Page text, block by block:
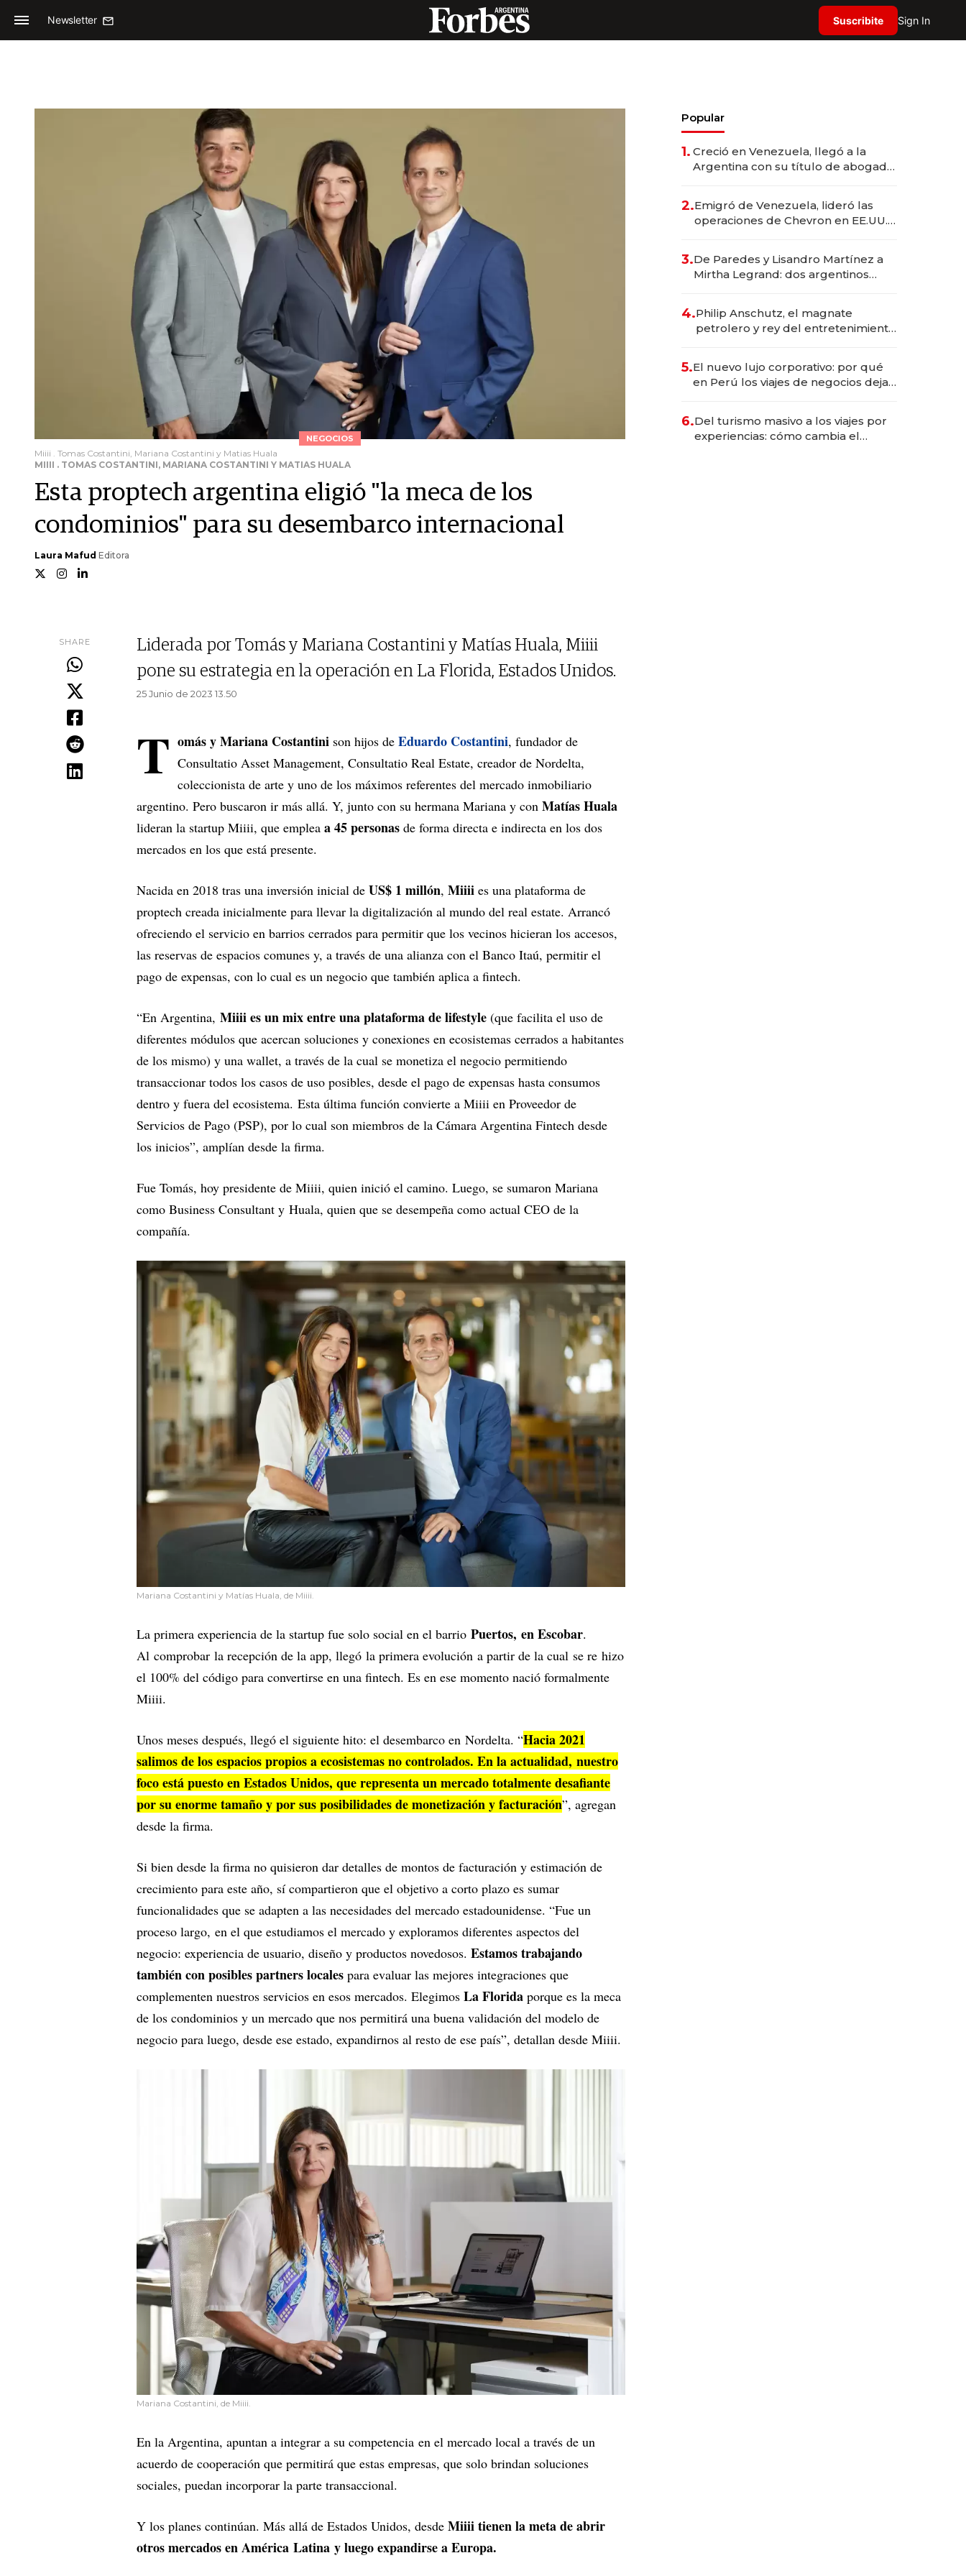
Newsletter Suscribite Sign In
NEGOCIOS
Miiii . Tomas Costantini, Mariana Costantini y Matias Huala
MIIII . TOMAS COSTANTINI, MARIANA COSTANTINI Y MATIAS HUALA
Esta proptech argentina eligió "la meca de los
condominios" para su desembarco internacional
Laura Mafud Editora
SHARE
Liderada por Tomás y Mariana Costantini y Matías Huala, Miiii
pone su estrategia en la operación en La Florida, Estados Unidos.
25 Junio de 2023 13.50
T omás y Mariana Costantini son hijos de Eduardo Costantini, fundador de
Consultatio Asset Management, Consultatio Real Estate, creador de Nordelta,
coleccionista de arte y uno de los máximos referentes del mercado inmobiliario
argentino. Pero buscaron ir más allá. Y, junto con su hermana Mariana y con Matías Huala
lideran la startup Miiii, que emplea a 45 personas de forma directa e indirecta en los dos
mercados en los que está presente.
Nacida en 2018 tras una inversión inicial de US$ 1 millón, Miiii es una plataforma de
proptech creada inicialmente para llevar la digitalización al mundo del real estate. Arrancó
ofreciendo el servicio en barrios cerrados para permitir que los vecinos hicieran los accesos,
las reservas de espacios comunes y, a través de una alianza con el Banco Itaú, permitir el
pago de expensas, con lo cual es un negocio que también aplica a fintech.
“En Argentina, Miiii es un mix entre una plataforma de lifestyle (que facilita el uso de
diferentes módulos que acercan soluciones y conexiones en ecosistemas cerrados a habitantes
de los mismo) y una wallet, a través de la cual se monetiza el negocio permitiendo
transaccionar todos los casos de uso posibles, desde el pago de expensas hasta consumos
dentro y fuera del ecosistema. Esta última función convierte a Miiii en Proveedor de
Servicios de Pago (PSP), por lo cual son miembros de la Cámara Argentina Fintech desde
los inicios”, amplían desde la firma.
Fue Tomás, hoy presidente de Miiii, quien inició el camino. Luego, se sumaron Mariana
como Business Consultant y Huala, quien que se desempeña como actual CEO de la
compañía.
Mariana Costantini y Matías Huala, de Miiii.
La primera experiencia de la startup fue solo social en el barrio Puertos, en Escobar.
Al comprobar la recepción de la app, llegó la primera evolución a partir de la cual se re hizo
el 100% del código para convertirse en una fintech. Es en ese momento nació formalmente
Miiii.
Unos meses después, llegó el siguiente hito: el desembarco en Nordelta. “Hacia 2021
salimos de los espacios propios a ecosistemas no controlados. En la actualidad, nuestro
foco está puesto en Estados Unidos, que representa un mercado totalmente desafiante
por su enorme tamaño y por sus posibilidades de monetización y facturación”, agregan
desde la firma.
Si bien desde la firma no quisieron dar detalles de montos de facturación y estimación de
crecimiento para este año, sí compartieron que el objetivo a corto plazo es sumar
funcionalidades que se adapten a las necesidades del mercado estadounidense. “Fue un
proceso largo, en el que estudiamos el mercado y exploramos diferentes aspectos del
negocio: experiencia de usuario, diseño y productos novedosos. Estamos trabajando
también con posibles partners locales para evaluar las mejores integraciones que
complementen nuestros servicios en esos mercados. Elegimos La Florida porque es la meca
de los condominios y un mercado que nos permitirá una buena validación del modelo de
negocio para luego, desde ese estado, expandirnos al resto de ese país”, detallan desde Miiii.
Mariana Costantini, de Miiii.
En la Argentina, apuntan a integrar a su competencia en el mercado local a través de un
acuerdo de cooperación que permitirá que estas empresas, que solo brindan soluciones
sociales, puedan incorporar la parte transaccional.
Y los planes continúan. Más allá de Estados Unidos, desde Miiii tienen la meta de abrir
otros mercados en América Latina y luego expandirse a Europa.
Popular
1. Creció en Venezuela, llegó a la
Argentina con su título de abogado
marcas "fast premium"
2.Emigró de Venezuela, lideró las
operaciones de Chevron en EE.UU. y
3.De Paredes y Lisandro Martínez a
Mirtha Legrand: dos argentinos
4.Philip Anschutz, el magnate
petrolero y rey del entretenimiento
5.El nuevo lujo corporativo: por qué
en Perú los viajes de negocios dejan
6.Del turismo masivo a los viajes por
experiencias: cómo cambia el